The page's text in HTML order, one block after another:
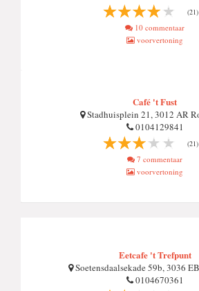
(21)
10 commentaar
voorvertoning
Café 't Fust
Stadhuisplein 21, 3012 AR
0104129841
(21)
7 commentaar
voorvertoning
Eetcafe 't Trefpunt
Soetensdaalsekade 59b, 3036
0104670361